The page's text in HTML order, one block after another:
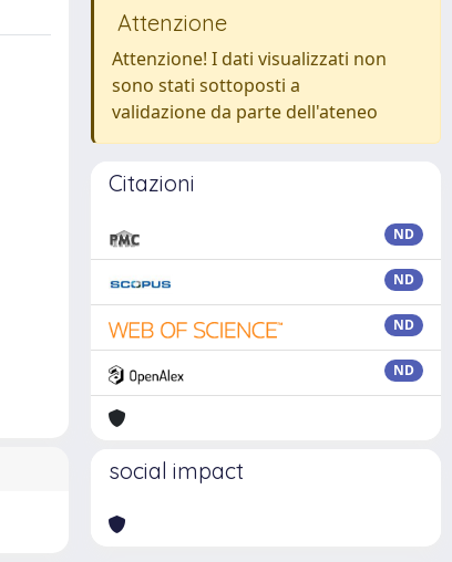
Attenzione
Attenzione! I dati visualizzati non
sono stati sottoposti a
validazione da parte dell'ateneo
Citazioni
ND
ND
ND
ND
social impact